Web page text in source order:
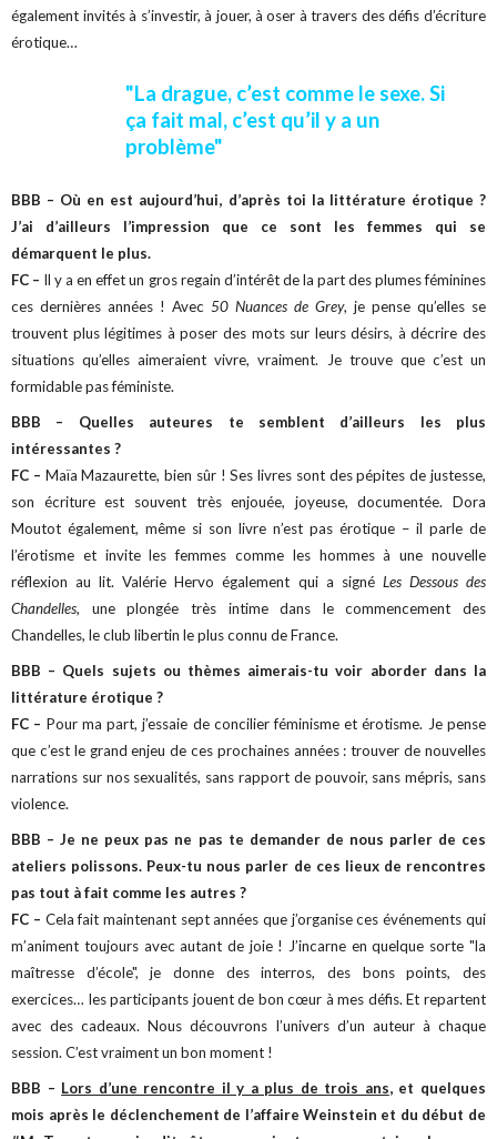
également invités à s’investir, à jouer, à oser à travers des défis d’écriture
érotique…
"La drague, c’est comme le sexe. Si
ça fait mal, c’est qu’il y a un
problème"
BBB – Où en est aujourd’hui, d’après toi la littérature érotique ?
J’ai d’ailleurs l’impression que ce sont les femmes qui se
démarquent le plus.
FC – Il y a en effet un gros regain d’intérêt de la part des plumes féminines
ces dernières années ! Avec50 Nuances de Grey, je pense qu’elles se
trouvent plus légitimes à poser des mots sur leurs désirs, à décrire des
situations qu’elles aimeraient vivre, vraiment. Je trouve que c’est un
formidable pas féministe.
BBB – Quelles auteures te semblent d’ailleurs les plus
intéressantes ?
FC – Maïa Mazaurette, bien sûr ! Ses livres sont des pépites de justesse,
son écriture est souvent très enjouée, joyeuse, documentée. Dora
Moutot également, même si son livre n’est pas érotique – il parle de
l’érotisme et invite les femmes comme les hommes à une nouvelle
réflexion au lit. Valérie Hervo également qui a signé Les Dessous des
Chandelles, une plongée très intime dans le commencement des
Chandelles, le club libertin le plus connu de France.
BBB – Quels sujets ou thèmes aimerais-tu voir aborder dans la
littérature érotique ?
FC – Pour ma part, j’essaie de concilier féminisme et érotisme. Je pense
que c’est le grand enjeu de ces prochaines années : trouver de nouvelles
narrations sur nos sexualités, sans rapport de pouvoir, sans mépris, sans
violence.
BBB – Je ne peux pas ne pas te demander de nous parler de ces
ateliers polissons. Peux-tu nous parler de ces lieux de rencontres
pas tout à fait comme les autres ?
FC – Cela fait maintenant sept années que j’organise ces événements qui
m’animent toujours avec autant de joie ! J’incarne en quelque sorte "la
maîtresse d’école", je donne des interros, des bons points, des
exercices… les participants jouent de bon cœur à mes défis. Et repartent
avec des cadeaux. Nous découvrons l’univers d’un auteur à chaque
session. C’est vraiment un bon moment !
BBB – Lors d’une rencontre il y a plus de trois ans, et quelques
mois après le déclenchement de l’affaire Weinstein et du début de